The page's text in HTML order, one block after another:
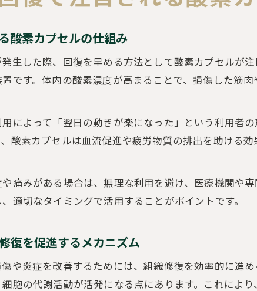
酸素カプセルの仕組み
生した際、回復を早める方法として酸素カプセルが
です。体内の酸素濃度が高まることで、損傷した筋
によって「翌日の動きが楽になった」という利用者
酸素カプセルは血流促進や疲労物質の排出を助ける
痛みがある場合は、無理な利用を避け、医療機関や
適切なタイミングで活用することがポイントです。
復を促進するメカニズム
や炎症を改善するためには、組織修復を効率的に進
胞の代謝活動が活発になる点にあります。これによ